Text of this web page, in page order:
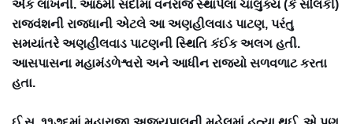
એક લાખની. આઠમી સદીમાં વનરાજે સ્થાપેલા ચાલુક્ય (કે સોલંકી)
રાજવંશની રાજધાની એટલે આ અણહીલવાડ પાટણ, પરંતુ
સમયાંતરે અણહીલવાડ પાટણની સ્થિતિ કંઈક અલગ હતી.
આસપાસના મહામંડળેશ્વરો અને આધીન રાજ્યો સળવળાટ કરતા
હતા.